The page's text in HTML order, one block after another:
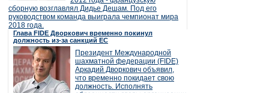
сборную возглавлял Дидье Дешам. Под его
руководством команда выиграла чемпионат мира
2018 года.
Глава FIDE Дворкович временно покинул
должность из-за санкций ЕС
Президент Международной
шахматной федерации (FIDE)
Аркадий Дворкович объявил,
что временно покидает свою
должность. Исполнять